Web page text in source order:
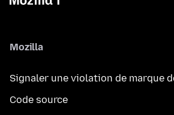
Mozilla
Signaler une violation de marque
Code source